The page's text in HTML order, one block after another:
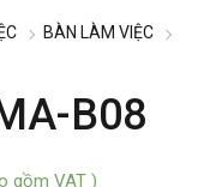
BÀN LÀM VIỆC
B08
gồm VAT )